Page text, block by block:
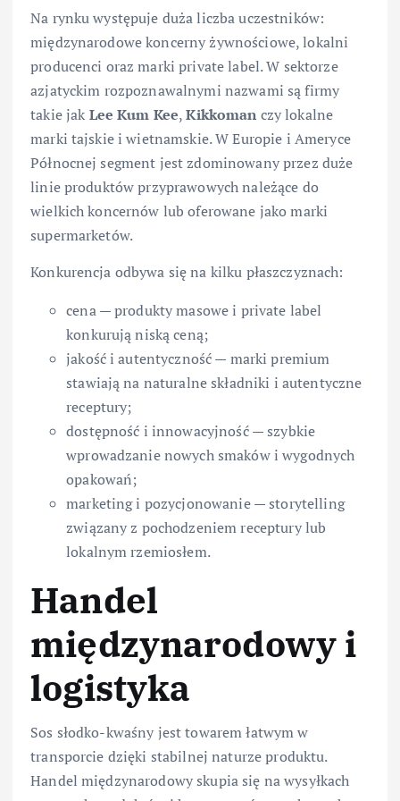
Na rynku występuje duża liczba uczestników:
międzynarodowe koncerny żywnościowe, lokalni
producenci oraz marki private label. W sektorze
azjatyckim rozpoznawalnymi nazwami są firmy
takie jak Lee Kum Kee,Kikkoman czy lokalne
marki tajskie i wietnamskie. W Europie i Ameryce
Północnej segment jest zdominowany przez duże
linie produktów przyprawowych należące do
wielkich koncernów lub oferowane jako marki
supermarketów.
Konkurencja odbywa się na kilku płaszczyznach:
cena — produkty masowe i private label
konkurują niską ceną;
jakość i autentyczność — marki premium
stawiają na naturalne składniki i autentyczne
receptury;
dostępność i innowacyjność — szybkie
wprowadzanie nowych smaków i wygodnych
opakowań;
marketing i pozycjonowanie — storytelling
związany z pochodzeniem receptury lub
lokalnym rzemiosłem.
Handel
międzynarodowy i
logistyka
Sos słodko-kwaśny jest towarem łatwym w
transporcie dzięki stabilnej naturze produktu.
Handel międzynarodowy skupia się na wysyłkach